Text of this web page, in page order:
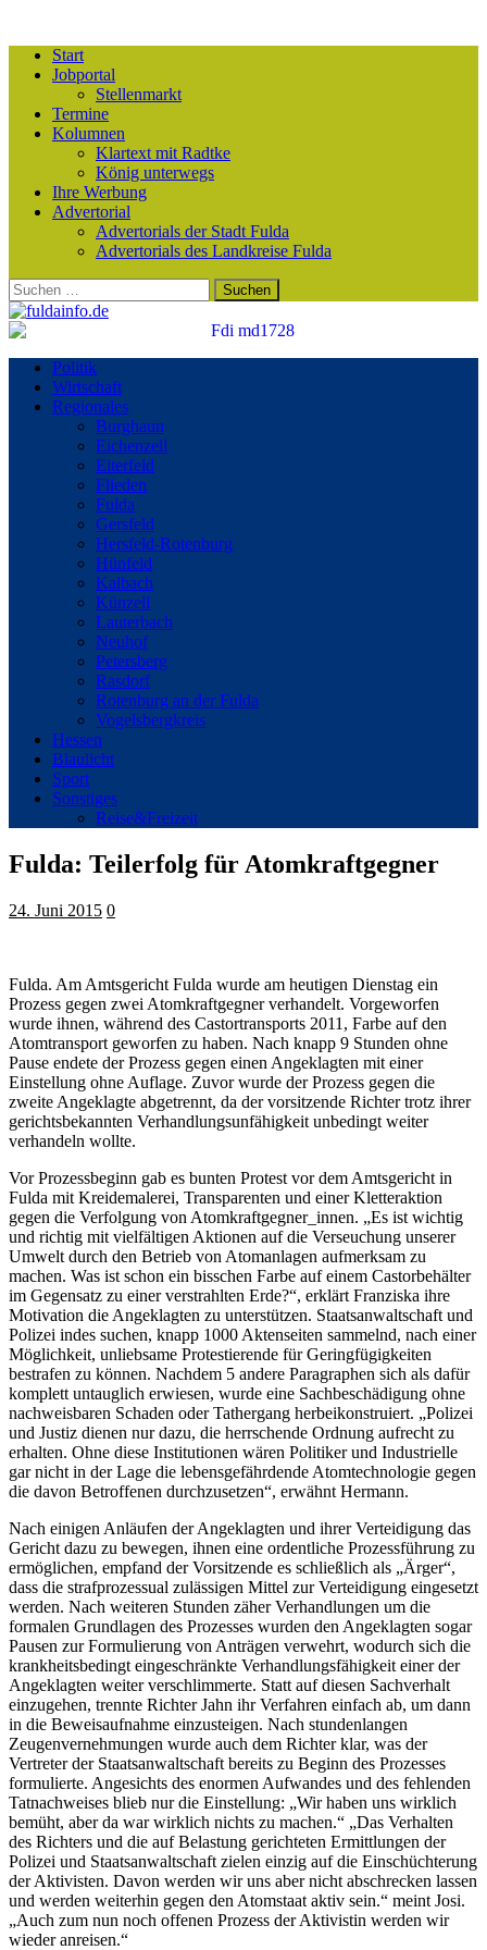
Start
Jobportal
Stellenmarkt
Termine
Kolumnen
Klartext mit Radtke
König unterwegs
Ihre Werbung
Advertorial
Advertorials der Stadt Fulda
Advertorials des Landkreise Fulda
Suchen
nach:
Politik
Wirtschaft
Regionales
Burghaun
Eichenzell
Eiterfeld
Flieden
Fulda
Gersfeld
Hersfeld-Rotenburg
Hünfeld
Kalbach
Künzell
Lauterbach
Neuhof
Petersberg
Rasdorf
Rotenburg an der Fulda
Vogelsbergkreis
Hessen
Blaulicht
Sport
Sonstiges
Reise&Freizeit
Fulda: Teilerfolg für Atomkraftgegner
24. Juni 2015 0
Fulda. Am Amtsgericht Fulda wurde am heutigen Dienstag ein
Prozess gegen zwei Atomkraftgegner verhandelt. Vorgeworfen
wurde ihnen, während des Castortransports 2011, Farbe auf den
Atomtransport geworfen zu haben. Nach knapp 9 Stunden ohne
Pause endete der Prozess gegen einen Angeklagten mit einer
Einstellung ohne Auflage. Zuvor wurde der Prozess gegen die
zweite Angeklagte abgetrennt, da der vorsitzende Richter trotz ihrer
gerichtsbekannten Verhandlungsunfähigkeit unbedingt weiter
verhandeln wollte.
Vor Prozessbeginn gab es bunten Protest vor dem Amtsgericht in
Fulda mit Kreidemalerei, Transparenten und einer Kletteraktion
gegen die Verfolgung von Atomkraftgegner_innen. „Es ist wichtig
und richtig mit vielfältigen Aktionen auf die Verseuchung unserer
Umwelt durch den Betrieb von Atomanlagen aufmerksam zu
machen. Was ist schon ein bisschen Farbe auf einem Castorbehälter
im Gegensatz zu einer verstrahlten Erde?“, erklärt Franziska ihre
Motivation die Angeklagten zu unterstützen. Staatsanwaltschaft und
Polizei indes suchen, knapp 1000 Aktenseiten sammelnd, nach einer
Möglichkeit, unliebsame Protestierende für Geringfügigkeiten
bestrafen zu können. Nachdem 5 andere Paragraphen sich als dafür
komplett untauglich erwiesen, wurde eine Sachbeschädigung ohne
nachweisbaren Schaden oder Tathergang herbeikonstruiert. „Polizei
und Justiz dienen nur dazu, die herrschende Ordnung aufrecht zu
erhalten. Ohne diese Institutionen wären Politiker und Industrielle
gar nicht in der Lage die lebensgefährdende Atomtechnologie gegen
die davon Betroffenen durchzusetzen“, erwähnt Hermann.
Nach einigen Anläufen der Angeklagten und ihrer Verteidigung das
Gericht dazu zu bewegen, ihnen eine ordentliche Prozessführung zu
ermöglichen, empfand der Vorsitzende es schließlich als „Ärger“,
dass die strafprozessual zulässigen Mittel zur Verteidigung eingesetzt
werden. Nach weiteren Stunden zäher Verhandlungen um die
formalen Grundlagen des Prozesses wurden den Angeklagten sogar
Pausen zur Formulierung von Anträgen verwehrt, wodurch sich die
krankheitsbedingt eingeschränkte Verhandlungsfähigkeit einer der
Angeklagten weiter verschlimmerte. Statt auf diesen Sachverhalt
einzugehen, trennte Richter Jahn ihr Verfahren einfach ab, um dann
in die Beweisaufnahme einzusteigen. Nach stundenlangen
Zeugenvernehmungen wurde auch dem Richter klar, was der
Vertreter der Staatsanwaltschaft bereits zu Beginn des Prozesses
formulierte. Angesichts des enormen Aufwandes und des fehlenden
Tatnachweises blieb nur die Einstellung: „Wir haben uns wirklich
bemüht, aber da war wirklich nichts zu machen.“ „Das Verhalten
des Richters und die auf Belastung gerichteten Ermittlungen der
Polizei und Staatsanwaltschaft zielen einzig auf die Einschüchterung
der Aktivisten. Davon werden wir uns aber nicht abschrecken lassen
und werden weiterhin gegen den Atomstaat aktiv sein.“ meint Josi.
„Auch zum nun noch offenen Prozess der Aktivistin werden wir
wieder anreisen.“